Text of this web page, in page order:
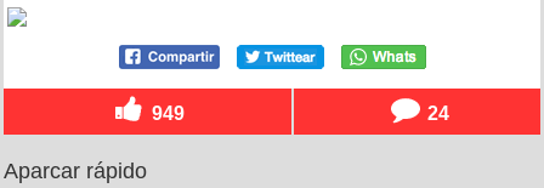
949 24
Aparcar rápido